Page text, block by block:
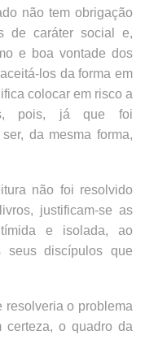
não tem obrigação
de caráter social e,
e boa vontade dos
los da forma em
colocar em risco a
pois, já que foi
da mesma forma,
não foi resolvido
justificam-se as
e isolada, ao
seus discípulos que
resolveria o problema
o quadro da